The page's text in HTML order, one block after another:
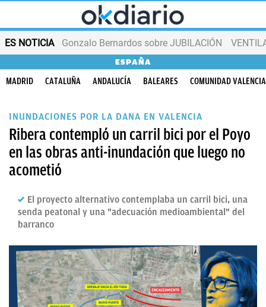
ES NOTICIA Gonzalo Bernardos sobre JUBILACIÓN
ESPAÑA
MADRID CATALUÑA ANDALUCÍA BALEARES COMUNIDAD
INUNDACIONES POR LA DANA EN VALENCIA
Ribera contempló un carril bici por el Poyo
en las obras anti-inundación que luego no
acometió
El proyecto alternativo contemplaba un carril bici, una
senda peatonal y una "adecuación medioambiental" del
barranco